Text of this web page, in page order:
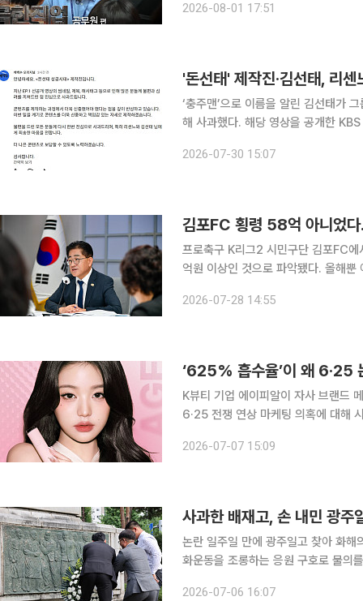
리지 못한 점 역시 변명의 여지가 없
2026-08-01 17:51
'돈선태' 제작진·김선태, 리센
‘충주맨’으로 이름을 알린 김선태가
해 사과했다. 해당 영상을 공개한 KBS 유튜브 채
2026-07-30 15:07
김포FC 횡령 58억 아니었
프로축구 K리그2 시민구단 김포FC
억원 이상인 것으로 파악됐다. 올해
추진계획 보고회에서 김포FC 감사
2026-07-28 14:55
‘625% 흡수율’이 왜 6·25
K뷰티 기업 에이피알이 자사 브랜드
6·25 전쟁 연상 마케팅 의혹에 대해 시험성적서를
성적서 일부를 공개했다. 일부 온라인
2026-07-07 15:09
사과한 배재고, 손 내민 광
논란 일주일 만에 광주일고 찾아 화해의
화운동을 조롱하는 응원 구호로 물의
2026-07-06 16:07